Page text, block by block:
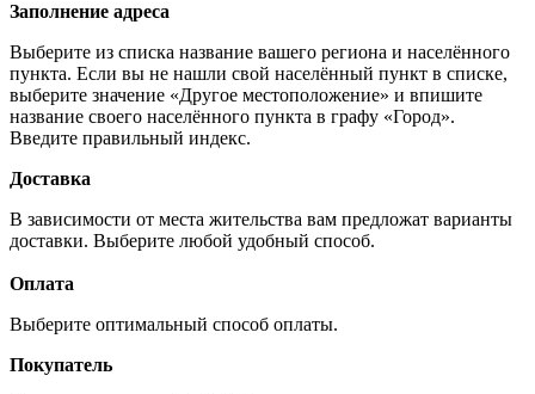
Заполнение адреса
Выберите из списка название вашего региона и населённого
пункта. Если вы не нашли свой населённый пункт в списке,
выберите значение «Другое местоположение» и впишите
название своего населённого пункта в графу «Город».
Введите правильный индекс.
Доставка
В зависимости от места жительства вам предложат варианты
доставки. Выберите любой удобный способ.
Оплата
Выберите оптимальный способ оплаты.
Покупатель